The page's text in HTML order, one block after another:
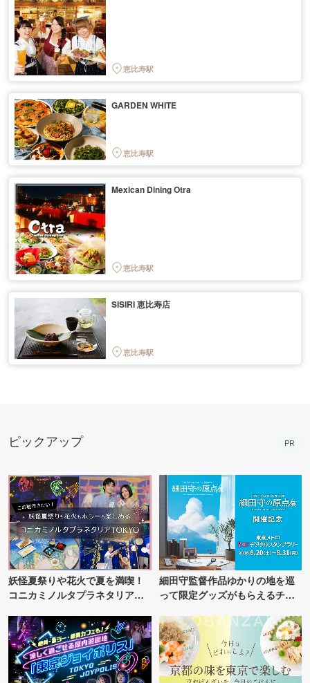
恵比寿駅
GARDEN WHITE
恵比寿駅
Mexican Dining Otra
恵比寿駅
SISIRI 恵比寿店
恵比寿駅
ピックアップ PR
妖怪夏祭りや花火で夏を満喫！
コニカミノルタプラネタリア
細田守監督作品ゆかりの地を巡
って限定グッズがもらえるチャ